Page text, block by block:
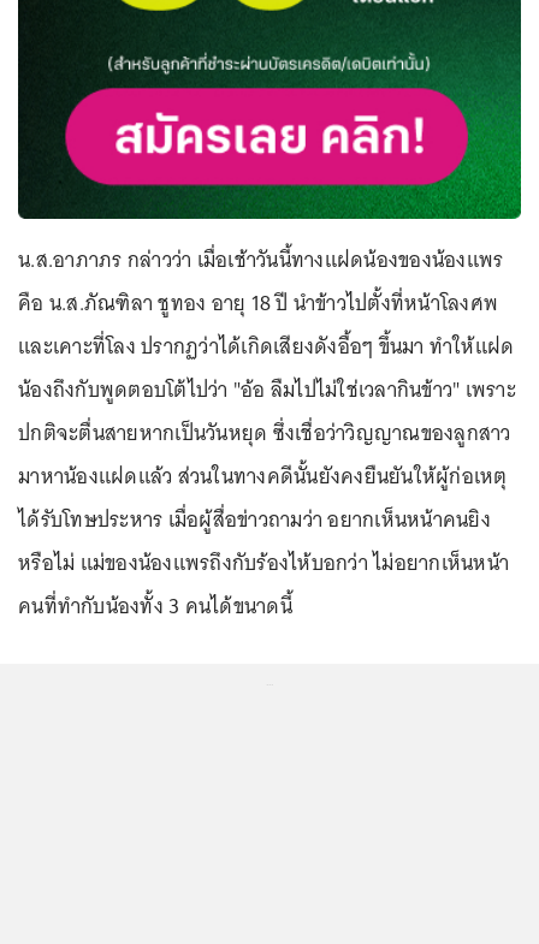
น.ส.อาภาภร กล่าวว่า เมื่อเช้าวันนี้ทางแฝดน้องของน้องแพร
คือ น.ส.ภัณฑิลา ชูทอง อายุ 18 ปี นำข้าวไปตั้งที่หน้าโลงศพ
และเคาะที่โลง ปรากฏว่าได้เกิดเสียงดังอื้อๆ ขึ้นมา ทำให้แฝด
น้องถึงกับพูดตอบโต้ไปว่า "อ้อ ลืมไปไม่ใช่เวลากินข้าว" เพราะ
ปกติจะตื่นสายหากเป็นวันหยุด ซึ่งเชื่อว่าวิญญาณของลูกสาว
มาหาน้องแฝดแล้ว ส่วนในทางคดีนั้นยังคงยืนยันให้ผู้ก่อเหตุ
ได้รับโทษประหาร เมื่อผู้สื่อข่าวถามว่า อยากเห็นหน้าคนยิง
หรือไม่ แม่ของน้องแพรถึงกับร้องไห้บอกว่า ไม่อยากเห็นหน้า
คนที่ทำกับน้องทั้ง 3 คนได้ขนาดนี้